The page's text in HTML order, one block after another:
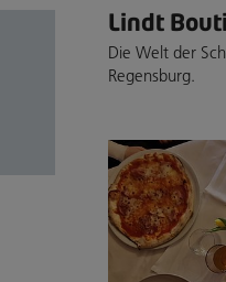
Lindt
Die Welt der
Regensburg.